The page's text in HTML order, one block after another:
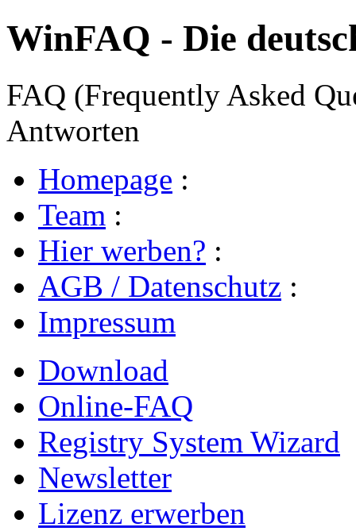
WinFAQ - Die
FAQ (Frequently Asked
Antworten
Homepage :
Team :
Hier werben? :
AGB / Datenschutz :
Impressum
Download
Online-FAQ
Registry System Wizard
Newsletter
Lizenz erwerben